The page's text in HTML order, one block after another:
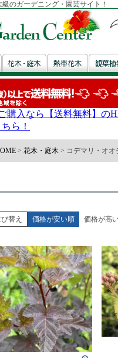
のガーデニング・園芸サイト！
花木・庭木 コデマリ・オオ
替え 価格が安い順 価格が高